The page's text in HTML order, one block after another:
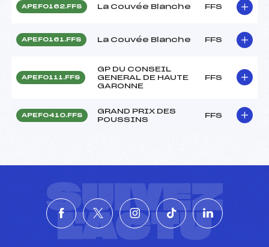
APEF0162.FFS La Couvée Blanche FFS
APEF0161.FFS La Couvée Blanche FFS
APEF0111.FFS
GP DU CONSEIL
GENERAL DE HAUTE
GARONNE
FFS
APEF0410.FFS
GRAND PRIX DES
POUSSINS
FFS
SUIVEZ
L'ACTU